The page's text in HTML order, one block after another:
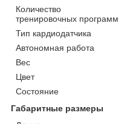
Количество
тренировочных программ
Тип кардиодатчика
Автономная работа
Вес
Цвет
Состояние
Габаритные размеры